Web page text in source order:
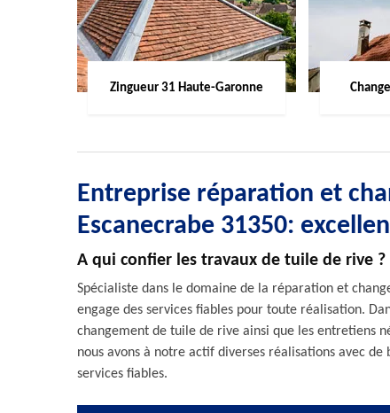
Zingueur 31 Haute-Garonne
Entreprise réparation et
Escanecrabe 31350:
A qui confier les travaux de tuile de rive ?
Spécialiste dans le domaine de la réparation et
engage des services fiables pour toute réalisation.
changement de tuile de rive ainsi que les entretiens
nous avons à notre actif diverses réalisations avec
services fiables.